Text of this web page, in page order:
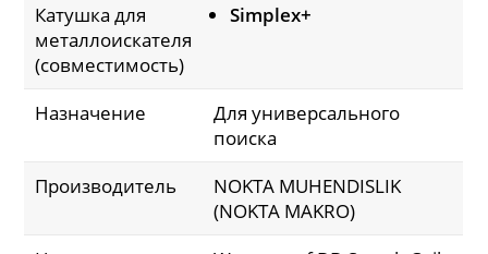
Катушка для
металлоискателя
(совместимость)
Simplex+
Назначение
Для универсального
поиска
Производитель
NOKTA MUHENDISLIK
(NOKTA MAKRO)